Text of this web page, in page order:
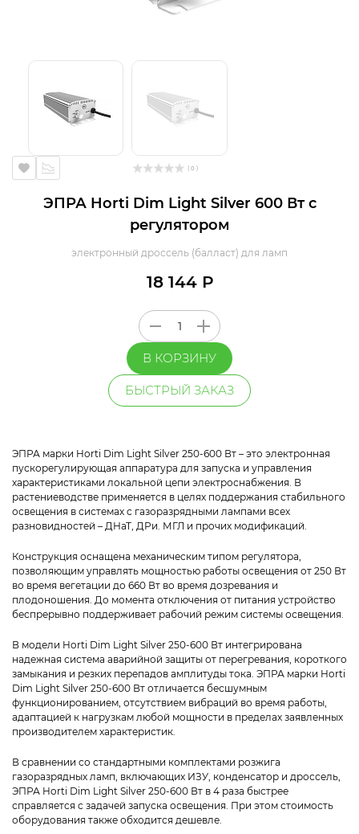
( 0 )
ЭПРА Horti Dim Light Silver 600 Вт с
регулятором
электронный дроссель (балласт) для ламп
18 144 Р
В КОРЗИНУ
БЫСТРЫЙ ЗАКАЗ
ЭПРА марки Horti Dim Light Silver 250-600 Вт – это электронная
пускорегулирующая аппаратура для запуска и управления
характеристиками локальной цепи электроснабжения. В
растениеводстве применяется в целях поддержания стабильного
освещения в системах с газоразрядными лампами всех
разновидностей – ДНаТ, ДРи. МГЛ и прочих модификаций.
Конструкция оснащена механическим типом регулятора,
позволяющим управлять мощностью работы освещения от 250 Вт
во время вегетации до 660 Вт во время дозревания и
плодоношения. До момента отключения от питания устройство
беспрерывно поддерживает рабочий режим системы освещения.
В модели Horti Dim Light Silver 250-600 Вт интегрирована
надежная система аварийной защиты от перегревания, короткого
замыкания и резких перепадов амплитуды тока. ЭПРА марки Horti
Dim Light Silver 250-600 Вт отличается бесшумным
функционированием, отсутствием вибраций во время работы,
адаптацией к нагрузкам любой мощности в пределах заявленных
производителем характеристик.
В сравнении со стандартными комплектами розжига
газоразрядных ламп, включающих ИЗУ, конденсатор и дроссель,
ЭПРА Horti Dim Light Silver 250-600 Вт в 4 раза быстрее
справляется с задачей запуска освещения. При этом стоимость
оборудования также обходится дешевле.